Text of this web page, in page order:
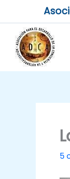
contenido
5